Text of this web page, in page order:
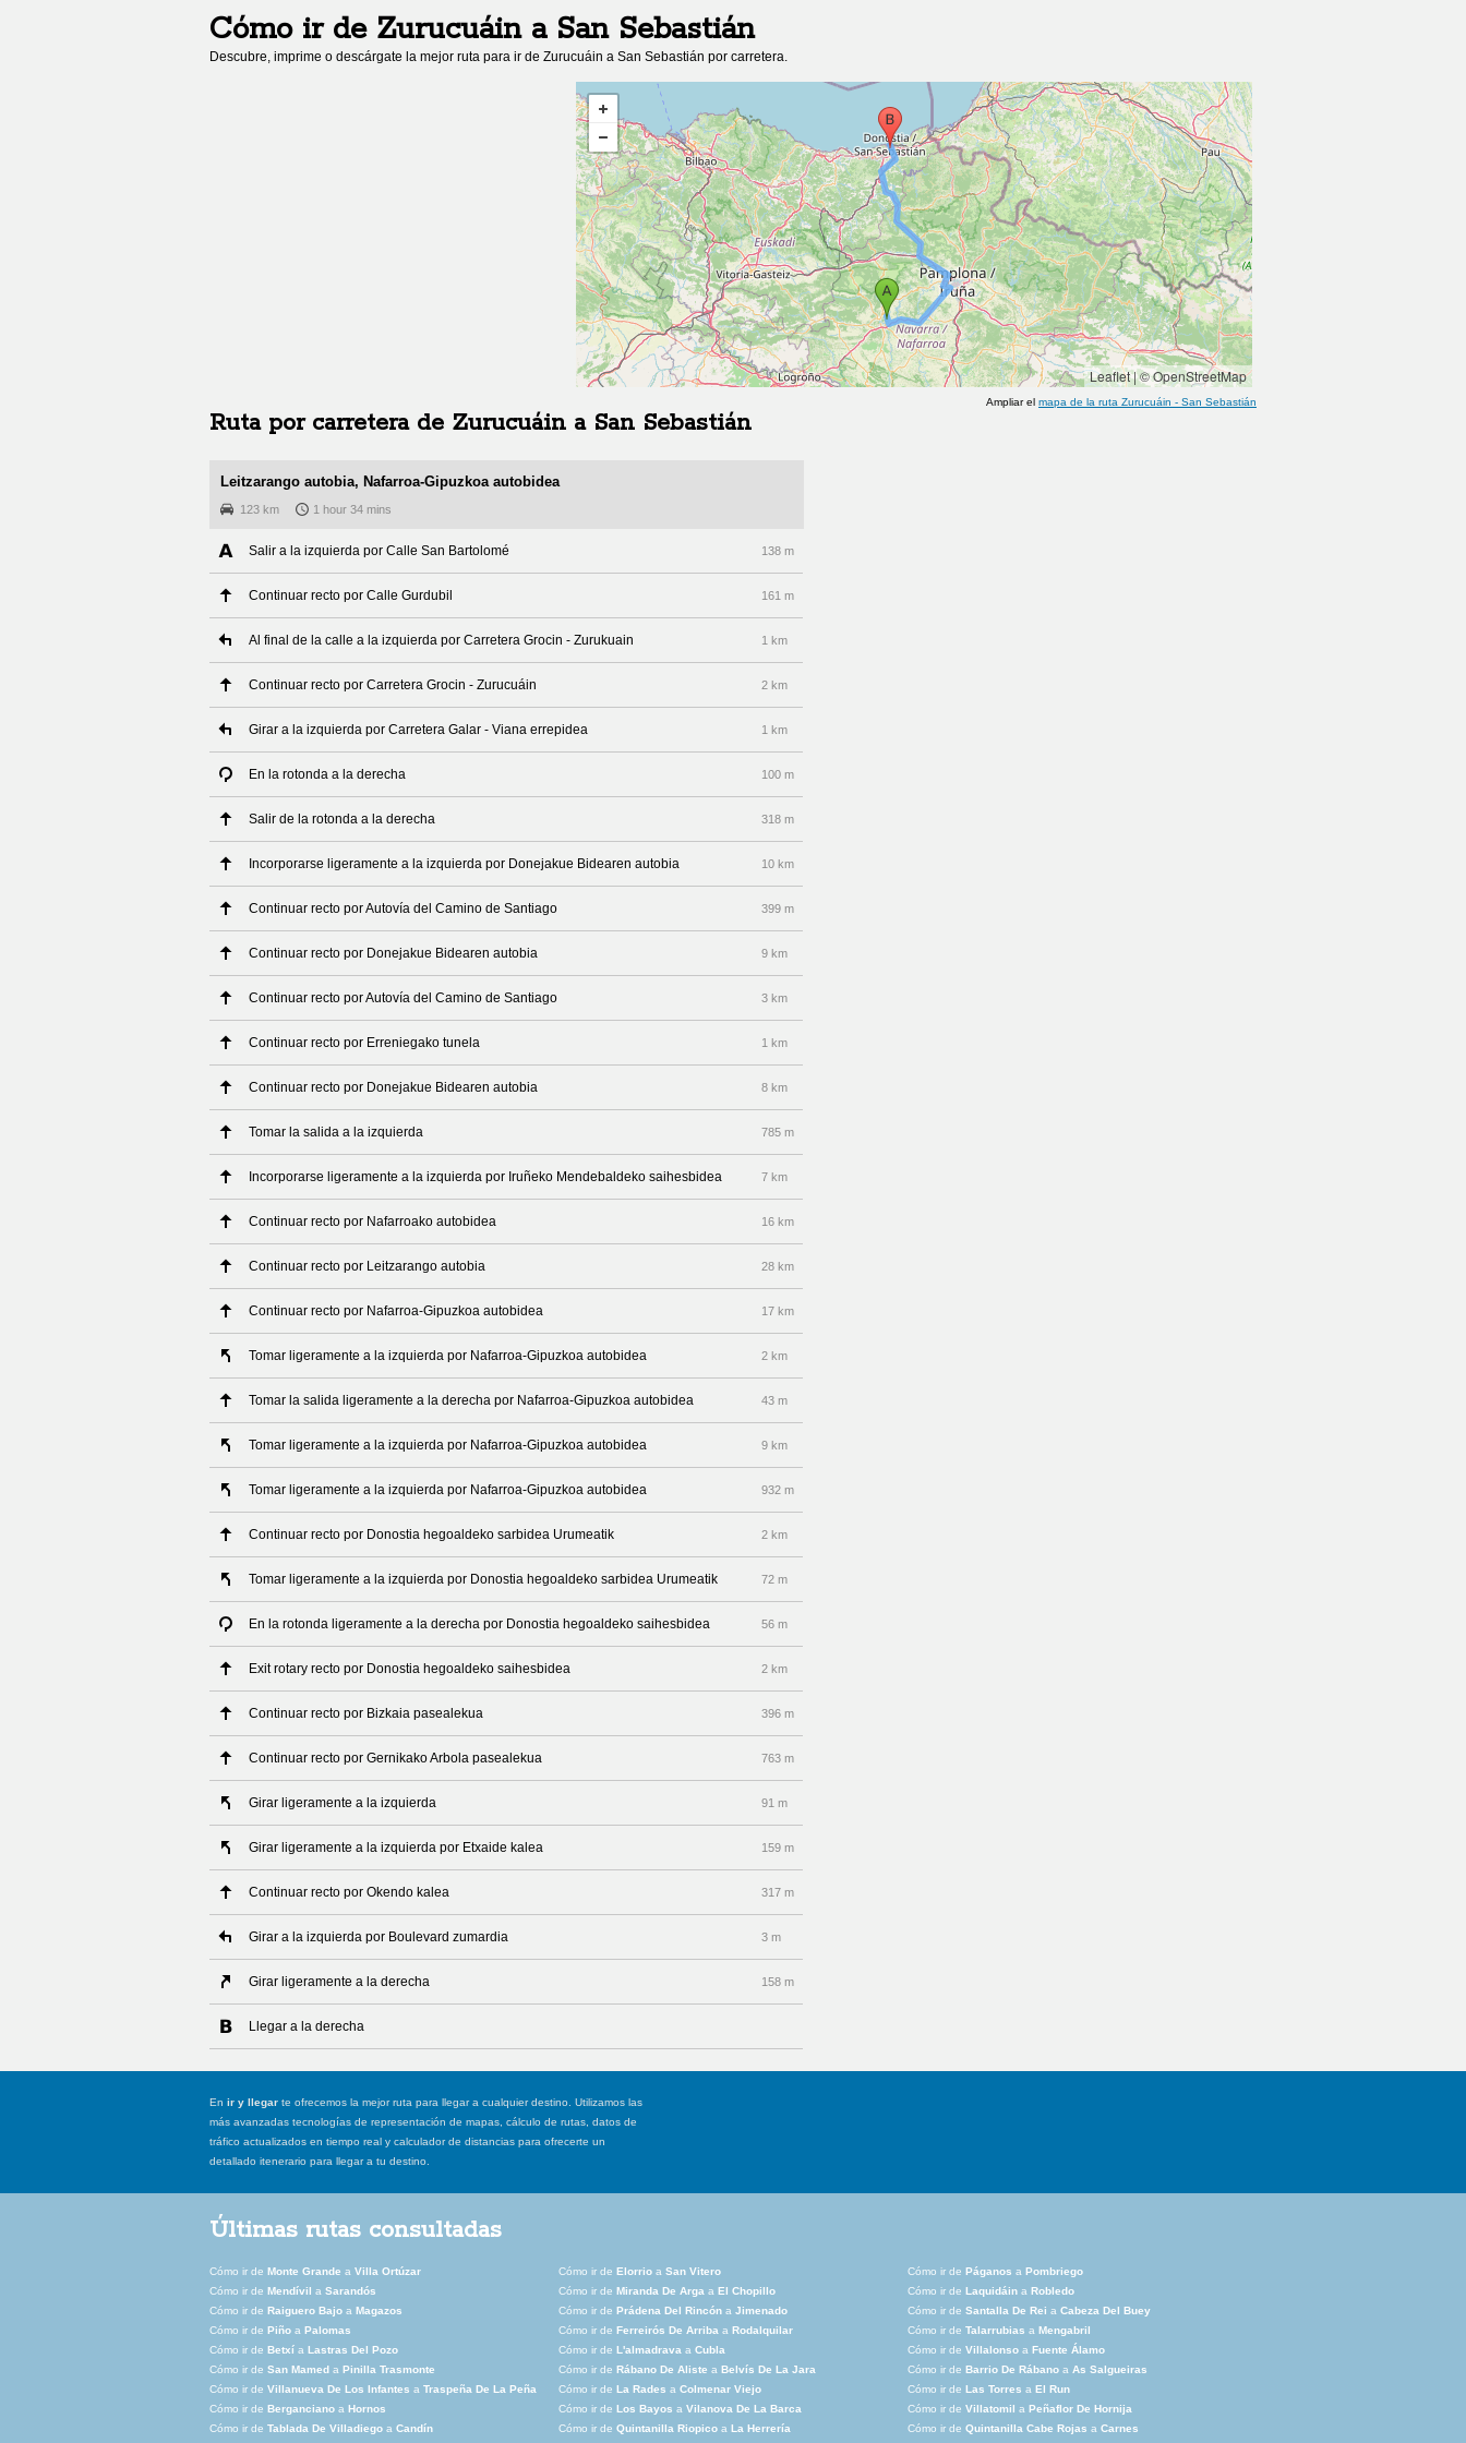
Cómo ir de Zurucuáina San Sebastián
Descubre, imprime o descárgate la mejor ruta para ir de Zurucuáin a San Sebastián por carretera.
Leaflet|© OpenStreetMap
Ampliar el mapa de la ruta Zurucuáin - San Sebastián
Ruta por carretera de Zurucuáin a San Sebastián
Leitzarango autobia, Nafarroa-Gipuzkoa autobidea
123 km 1 hour 34 mins
Salir a la izquierda por Calle San Bartolomé 138 m
Continuar recto por Calle Gurdubil 161 m
Al final de la calle a la izquierda por Carretera Grocin - Zurukuain 1 km
Continuar recto por Carretera Grocin - Zurucuáin 2 km
Girar a la izquierda por Carretera Galar - Viana errepidea 1 km
En la rotonda a la derecha 100 m
Salir de la rotonda a la derecha 318 m
Incorporarse ligeramente a la izquierda por Donejakue Bidearen autobia 10 km
Continuar recto por Autovía del Camino de Santiago 399 m
Continuar recto por Donejakue Bidearen autobia 9 km
Continuar recto por Autovía del Camino de Santiago 3 km
Continuar recto por Erreniegako tunela 1 km
Continuar recto por Donejakue Bidearen autobia 8 km
Tomar la salida a la izquierda 785 m
Incorporarse ligeramente a la izquierda por Iruñeko Mendebaldeko saihesbidea 7 km
Continuar recto por Nafarroako autobidea 16 km
Continuar recto por Leitzarango autobia 28 km
Continuar recto por Nafarroa-Gipuzkoa autobidea 17 km
Tomar ligeramente a la izquierda por Nafarroa-Gipuzkoa autobidea 2 km
Tomar la salida ligeramente a la derecha por Nafarroa-Gipuzkoa autobidea 43 m
Tomar ligeramente a la izquierda por Nafarroa-Gipuzkoa autobidea 9 km
Tomar ligeramente a la izquierda por Nafarroa-Gipuzkoa autobidea 932 m
Continuar recto por Donostia hegoaldeko sarbidea Urumeatik 2 km
Tomar ligeramente a la izquierda por Donostia hegoaldeko sarbidea Urumeatik 72 m
En la rotonda ligeramente a la derecha por Donostia hegoaldeko saihesbidea 56 m
Exit rotary recto por Donostia hegoaldeko saihesbidea 2 km
Continuar recto por Bizkaia pasealekua 396 m
Continuar recto por Gernikako Arbola pasealekua 763 m
Girar ligeramente a la izquierda 91 m
Girar ligeramente a la izquierda por Etxaide kalea 159 m
Continuar recto por Okendo kalea 317 m
Girar a la izquierda por Boulevard zumardia 3 m
Girar ligeramente a la derecha 158 m
Llegar a la derecha
En ir y llegar te ofrecemos la mejor ruta para llegar a cualquier destino. Utilizamos las
más avanzadas tecnologías de representación de mapas, cálculo de rutas, datos de
tráfico actualizados en tiempo real y calculador de distancias para ofrecerte un
detallado itenerario para llegar a tu destino.
Últimas rutas consultadas
Cómo ir de Monte Grande a Villa Ortúzar Cómo ir de Elorrio a San Vitero Cómo ir de Páganos a Pombriego
Cómo ir de Mendívil a Sarandós Cómo ir de Miranda De Arga a El Chopillo Cómo ir de Laquidáin a Robledo
Cómo ir de Raiguero Bajo a Magazos Cómo ir de Prádena Del Rincón a Jimenado Cómo ir de Santalla De Rei a Cabeza Del Buey
Cómo ir de Piño a Palomas Cómo ir de Ferreirós De Arriba a Rodalquilar Cómo ir de Talarrubias a Mengabril
Cómo ir de Betxí a Lastras Del Pozo Cómo ir de L'almadrava a Cubla Cómo ir de Villalonso a Fuente Álamo
Cómo ir de San Mamed a Pinilla Trasmonte Cómo ir de Rábano De Aliste a Belvís De La Jara Cómo ir de Barrio De Rábano a As Salgueiras
Cómo ir de Villanueva De Los Infantes a Traspeña De La Peña Cómo ir de La Rades a Colmenar Viejo Cómo ir de Las Torres a El Run
Cómo ir de Berganciano a Hornos Cómo ir de Los Bayos a Vilanova De La Barca Cómo ir de Villatomil a Peñaflor De Hornija
Cómo ir de Tablada De Villadiego a Candín Cómo ir de Quintanilla Riopico a La Herrería Cómo ir de Quintanilla Cabe Rojas a Carnes